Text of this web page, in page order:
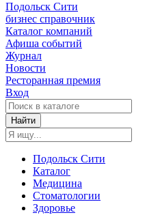
Подольск Сити
бизнес справочник
Каталог компаний
Афиша событий
Журнал
Новости
Ресторанная премия
Вход
Найти
Подольск Сити
Каталог
Медицина
Стоматологии
Здоровье